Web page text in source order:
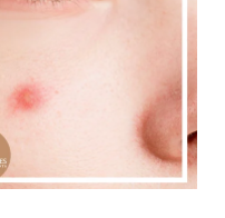
un
solución que
prevenir la